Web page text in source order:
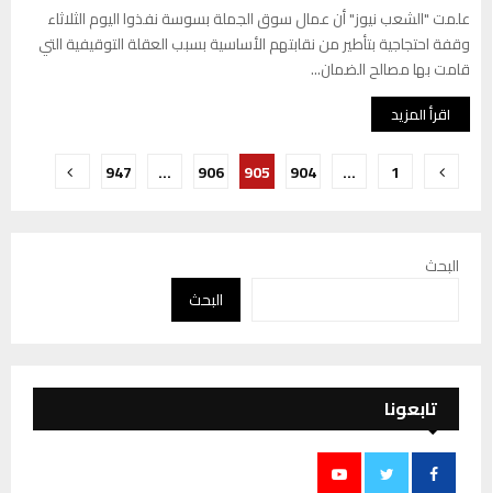
علمت "الشعب نيوز" أن عمال سوق الجملة بسوسة نفذوا اليوم الثلاثاء
وقفة احتجاجية بتأطير من نقابتهم الأساسية بسبب العقلة التوقيفية التي
قامت بها مصالح الضمان...
اقرأ المزيد
تعدد
المقالات
1
…
904
905
906
…
947
البحث
البحث
تابعونا